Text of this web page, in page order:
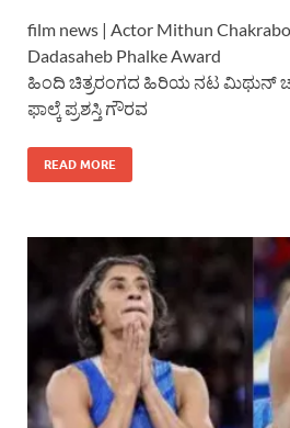
film news | Actor Mithun
Dadasaheb Phalke Award
ಹಿಂದಿ ಚಿತ್ರರಂಗದ ಹಿರಿಯ ನಟ ಮಿಥುನ್
ಫಾಲ್ಕೆ ಪ್ರಶಸ್ತಿ ಗೌರವ
READ MORE